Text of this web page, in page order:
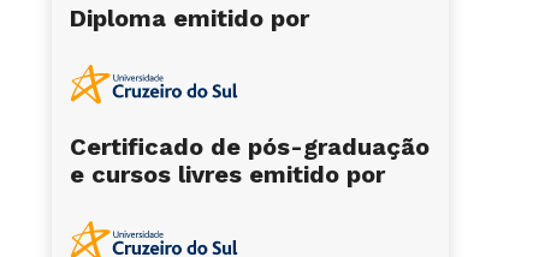
Diploma emitido por
Certificado de pós-graduação
e cursos livres emitido por